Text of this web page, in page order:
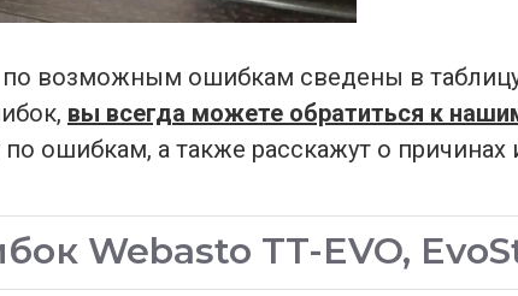
возможным ошибкам сведены в
вы всегда можете обратиться к
ошибкам, а также расскажут о причинах
Webasto TT-EVO,